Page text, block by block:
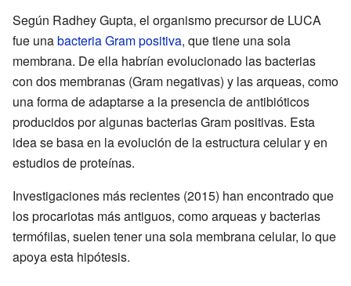
Según Radhey Gupta, el organismo precursor de LUCA
fue unabacteria Gram positiva, que tiene una sola
membrana. De ella habrían evolucionado las bacterias
con dos membranas (Gram negativas) y las arqueas, como
una forma de adaptarse a la presencia de antibióticos
producidos por algunas bacterias Gram positivas. Esta
idea se basa en la evolución de la estructura celular y en
estudios de proteínas.
Investigaciones más recientes (2015) han encontrado que
los procariotas más antiguos, como arqueas y bacterias
termófilas, suelen tener una sola membrana celular, lo que
apoya esta hipótesis.